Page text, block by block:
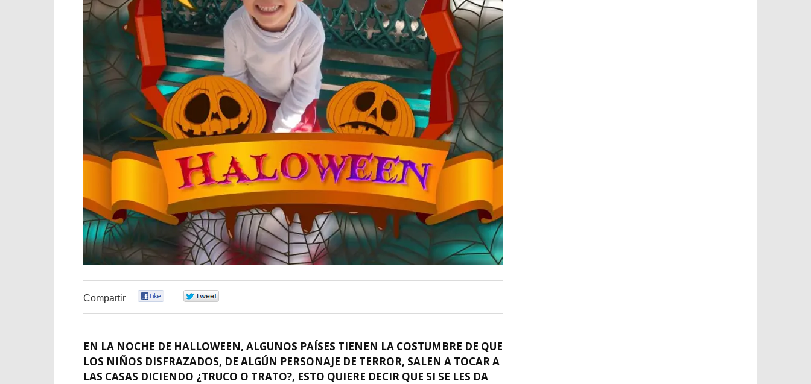
Compartir
EN LA NOCHE DE HALLOWEEN, ALGUNOS PAÍSES TIENEN LA COSTUMBRE DE QUE
LOS NIÑOS DISFRAZADOS, DE ALGÚN PERSONAJE DE TERROR, SALEN A TOCAR A
LAS CASAS DICIENDO ¿TRUCO O TRATO?, ESTO QUIERE DECIR QUE SI SE LES DA